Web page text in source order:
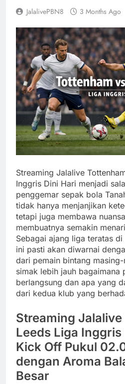
JalalivePBN8 3 Months Ago
Streaming Jalalive
Inggris Dini Hari menjadi
penggemar sepak bola
tidak hanya menjanjikan
tetapi juga membawa
membuatnya semakin
Sebagai ajang liga teratas
ini pasti akan diwarnai
dari pemain bintang
simak lebih jauh bagaimana
berlangsung dan apa yang
dari kedua klub yang
Streaming
Leeds Liga Inggris
Kick Off Pukul
dengan Aroma
Besar